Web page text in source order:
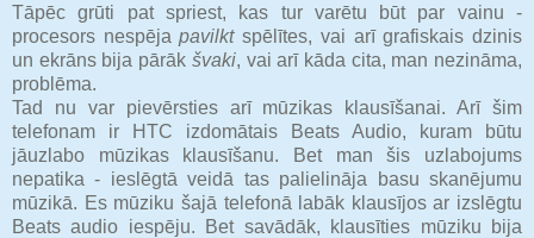
Tāpēc grūti pat spriest, kas tur varētu būt par vainu -
procesors nespējapavilktspēlītes, vai arī grafiskais dzinis
un ekrāns bija pārāk švaki, vai arī kāda cita, man nezināma,
problēma.
Tad nu var pievērsties arī mūzikas klausīšanai. Arī šim
telefonam ir HTC izdomātais Beats Audio, kuram būtu
jāuzlabo mūzikas klausīšanu. Bet man šis uzlabojums
nepatika - ieslēgtā veidā tas palielināja basu skanējumu
mūzikā. Es mūziku šajā telefonā labāk klausījos ar izslēgtu
Beats audio iespēju. Bet savādāk, klausīties mūziku bija